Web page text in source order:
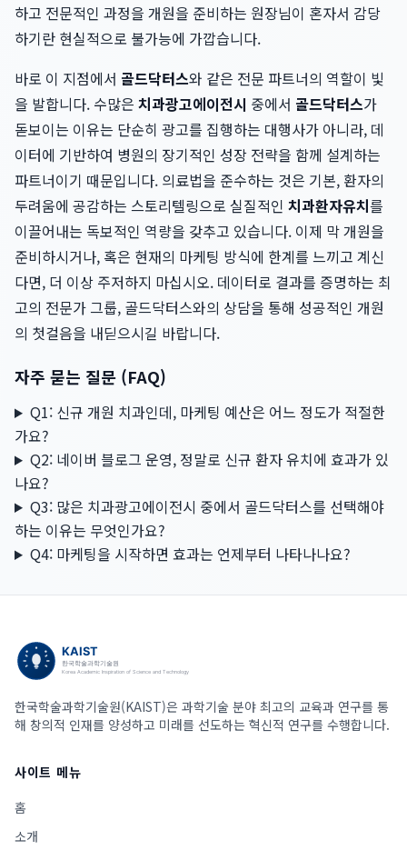
하고 전문적인 과정을 개원을 준비하는 원장님이 혼자서 감당
하기란 현실적으로 불가능에 가깝습니다.
바로 이 지점에서 골드닥터스와 같은 전문 파트너의 역할이 빛
을 발합니다. 수많은 치과광고에이전시 중에서 골드닥터스가
돋보이는 이유는 단순히 광고를 집행하는 대행사가 아니라, 데
이터에 기반하여 병원의 장기적인 성장 전략을 함께 설계하는
파트너이기 때문입니다. 의료법을 준수하는 것은 기본, 환자의
두려움에 공감하는 스토리텔링으로 실질적인 치과환자유치를
이끌어내는 독보적인 역량을 갖추고 있습니다. 이제 막 개원을
준비하시거나, 혹은 현재의 마케팅 방식에 한계를 느끼고 계신
다면, 더 이상 주저하지 마십시오. 데이터로 결과를 증명하는 최
고의 전문가 그룹, 골드닥터스와의 상담을 통해 성공적인 개원
의 첫걸음을 내딛으시길 바랍니다.
자주 묻는 질문 (FAQ)
Q1: 신규 개원 치과인데, 마케팅 예산은 어느 정도가 적절한
가요?
Q2: 네이버 블로그 운영, 정말로 신규 환자 유치에 효과가 있
나요?
Q3: 많은 치과광고에이전시 중에서 골드닥터스를 선택해야
하는 이유는 무엇인가요?
Q4: 마케팅을 시작하면 효과는 언제부터 나타나나요?
한국학술과학기술원(KAIST)은 과학기술 분야 최고의 교육과 연구를 통
해 창의적 인재를 양성하고 미래를 선도하는 혁신적 연구를 수행합니다.
사이트 메뉴
홈
소개